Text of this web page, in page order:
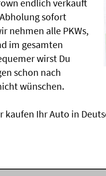
endlich verkauft
sofort
nehmen alle PKWs,
im gesamten
wirst Du
schon nach
wünschen.
kaufen Ihr Auto in